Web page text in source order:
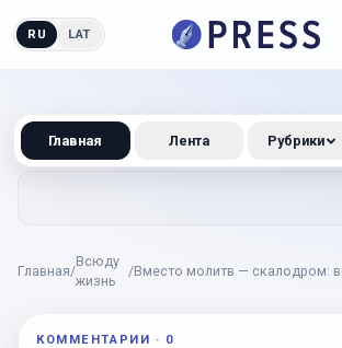
RU LAT
Главная/
Всюду
жизнь
/Вместо молитв — скалодром: в
КОММЕНТАРИИ · 0
Главная Лента Рубрики